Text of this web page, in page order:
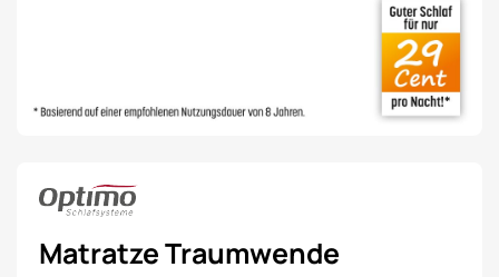
Matratze Traumwende